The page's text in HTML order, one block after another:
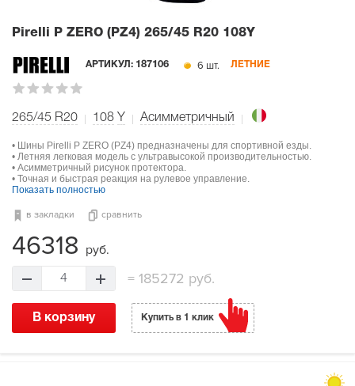
Pirelli P ZERO (PZ4) 265/45 R20 108Y
АРТИКУЛ: 187106 6 шт. ЛЕТНИЕ
265/45 R20 108 Y Асимметричный
• Шины Pirelli P ZERO (PZ4) предназначены для спортивной езды.
• Летняя легковая модель с ультравысокой производительностью.
• Асимметричный рисунок протектора.
• Точная и быстрая реакция на рулевое управление.
Показать полностью
в закладки сравнить
46318 руб.
4 =185272 руб.
В корзину Купить в 1 клик